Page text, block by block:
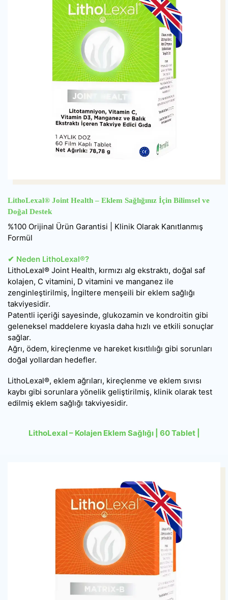
LithoLexal® Joint Health – Eklem Sağlığınız İçin Bilimsel ve
Doğal Destek
%100 Orijinal Ürün Garantisi | Klinik Olarak Kanıtlanmış
Formül
✔ Neden LithoLexal®?
LithoLexal® Joint Health, kırmızı alg ekstraktı, doğal saf
kolajen, C vitamini, D vitamini ve manganez ile
zenginleştirilmiş, İngiltere menşeili bir eklem sağlığı
takviyesidir.
Patentli içeriği sayesinde, glukozamin ve kondroitin gibi
geleneksel maddelere kıyasla daha hızlı ve etkili sonuçlar
sağlar.
Ağrı, ödem, kireçlenme ve hareket kısıtlılığı gibi sorunları
doğal yollardan hedefler.
LithoLexal®, eklem ağrıları, kireçlenme ve eklem sıvısı
kaybı gibi sorunlara yönelik geliştirilmiş, klinik olarak test
edilmiş eklem sağlığı takviyesidir.
LithoLexal – Kolajen Eklem Sağlığı | 60 Tablet |